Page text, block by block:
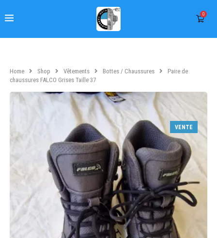
0
Home Shop Vêtements Bottes / Chaussures
Paire de
chaussures FALCO Grises Taille 37
VENTE